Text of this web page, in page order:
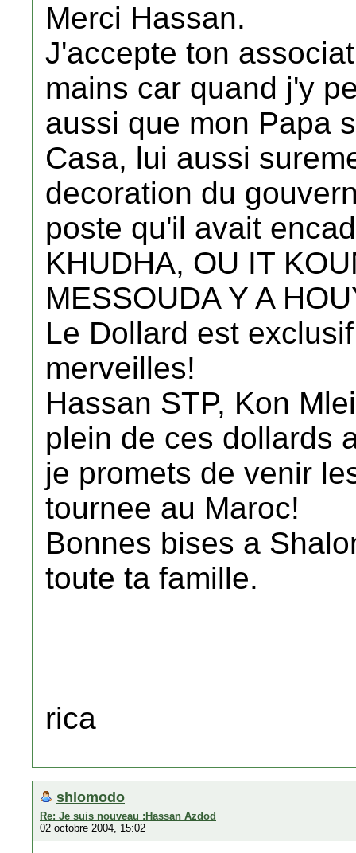
Merci Hassan.
J'accepte ton
mains car quand j'y
aussi que mon Papa
Casa, lui aussi
decoration du
poste qu'il avait
KHUDHA, OU IT
MESSOUDA Y A
Le Dollard est
merveilles!
Hassan STP, Kon
plein de ces dollards
je promets de venir
tournee au Maroc!
Bonnes bises a
toute ta famille.
rica
shlomodo
Re: Je suis nouveau :Hassan Azdod
02 octobre 2004, 15:02